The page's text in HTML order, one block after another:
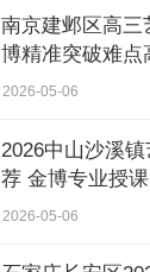
南京建邺区高三
博精准突破难点
2026-05-06
2026中山沙溪
荐 金博专业授课
2026-05-06